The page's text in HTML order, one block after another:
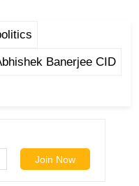
Banerjee CID